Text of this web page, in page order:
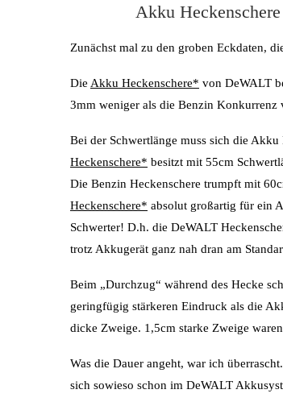
Akku
Zunächst mal zu den groben Eckdaten,
Die Akku Heckenschere* von DeWALT
3mm weniger als die Benzin Konkurrenz
Bei der Schwertlänge muss sich die
Heckenschere* besitzt mit 55cm
Die Benzin Heckenschere trumpft mit
Heckenschere* absolut großartig für ein
Schwerter! D.h. die DeWALT
trotz Akkugerät ganz nah dran am
Beim „Durchzug“ während des Hecke
geringfügig stärkeren Eindruck als die
dicke Zweige. 1,5cm starke Zweige
Was die Dauer angeht, war ich
sich sowieso schon im DeWALT